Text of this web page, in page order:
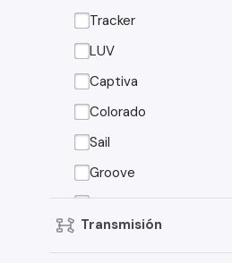
Tracker
LUV
Captiva
Colorado
Sail
Groove
Onix
Spark
Transmisión